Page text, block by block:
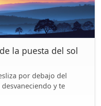
la puesta del sol
por debajo del
y te